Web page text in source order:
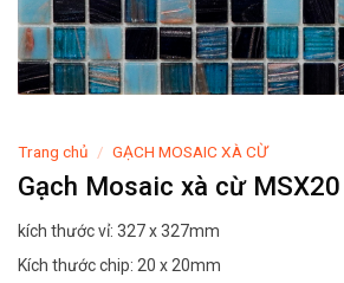
Trang chủ / GẠCH MOSAIC XÀ CỪ
Gạch Mosaic xà cừ
kích thước vỉ: 327 x 327mm
Kích thước chip: 20 x 20mm